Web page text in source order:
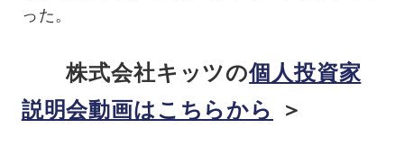
った。
株式会社キッツの個人投資家
説明会動画はこちらから
＞